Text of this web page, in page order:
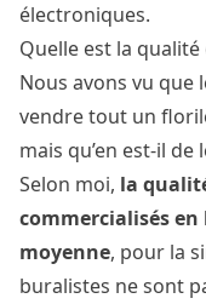
électroniques.
Quelle est la qualité
Nous avons vu que
vendre tout un
mais qu’en est-il de
Selon moi, la
commercialisés
moyenne, pour la
buralistes ne sont